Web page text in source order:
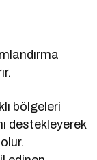
bölgeleri
destekleyerek